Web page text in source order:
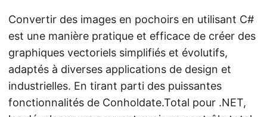
Convertir des images en pochoirs en utilisant C#
est une manière pratique et efficace de créer des
graphiques vectoriels simplifiés et évolutifs,
adaptés à diverses applications de design et
industrielles. En tirant parti des puissantes
fonctionnalités de Conholdate.Total pour .NET,